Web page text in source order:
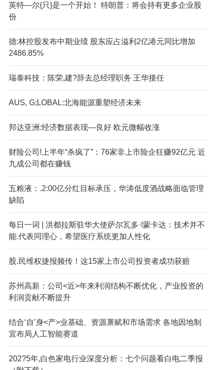
英特—尔{只}是一个开始！ 特朗普：将会持有更多企业股
份
德:林控股发布中期业绩 股东应占溢利2亿港元同比增加
2486.85%
瑞泰科技：陈荣,建?辞去总经理职务 王华接任
AUS, G;LOBAL:北海能源重塑经济未来
邦达亚洲:经济数据表现—良好 欧元微幅收涨
财险公司!上半年“杀疯了”：76家非上市险企狂赚92亿元 近
九成公司都在赚钱
五粮液：.2:00亿分红目标承压，华涛低度酒战略面临管理
缺陷
每日一词 | 洪都拉斯驻华大使萨尔瓦多·!蒙卡达：技术并不
能.代表同理心，希望医疗系统更加人性化
股.民维权捷报频传！这15家上市公司投资者成功获赔
苏州高新：公司<近>年来利润结构不断优化，产业投资的
利润贡献不断提升
结合‘自’身<产>业基础、资源禀赋和市场需求 各地因地制
宜布局人工智能赛道
202?5年,白色家电行业深度分析：七个问题看白电二季报